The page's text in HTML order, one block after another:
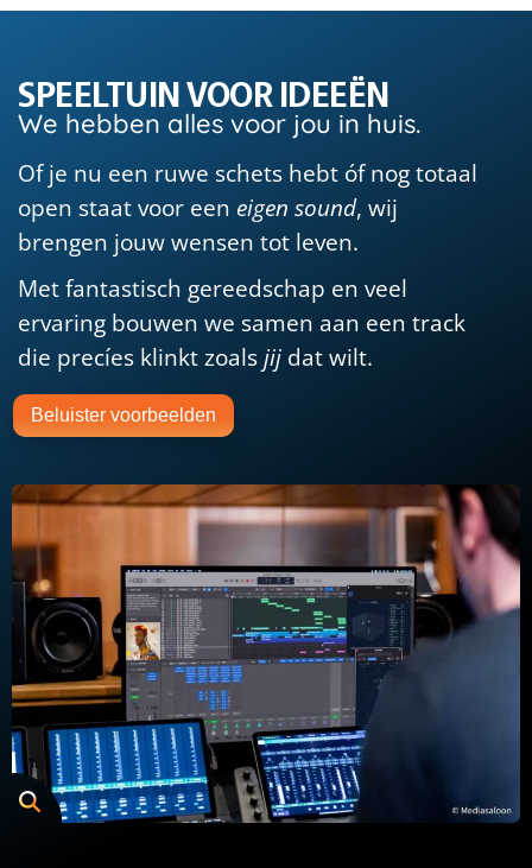
SPEELTUIN VOOR IDEEËN
We hebben alles voor jou in huis.
Of je nu een ruwe schets hebt óf nog totaal
open staat voor een eigen sound, wij
brengen jouw wensen tot leven.
Met fantastisch gereedschap en veel
ervaring bouwen we samen aan een track
die precíes klinkt zoalsjij dat wilt.
Beluister voorbeelden